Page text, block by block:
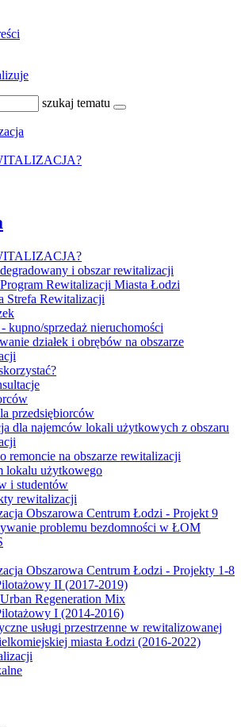
szukaj tematu
i obszar rewitalizacji
Rewitalizacji Miasta Łodzi
Strefa Rewitalizacji
kupno/sprzedaż nieruchomości
działek i obrębów na obszarze
przedsiębiorców
dla najemców lokali użytkowych z obszaru
remoncie na obszarze rewitalizacji
lokalu użytkowego
i studentów
rewitalizacji
Obszarowa Centrum Łodzi - Projekt 9
problemu bezdomności w ŁOM
Obszarowa Centrum Łodzi - Projekty 1-8
II (2017-2019)
Regeneration Mix
I (2014-2016)
usługi przestrzenne w rewitalizowanej
miasta Łodzi (2016-2022)